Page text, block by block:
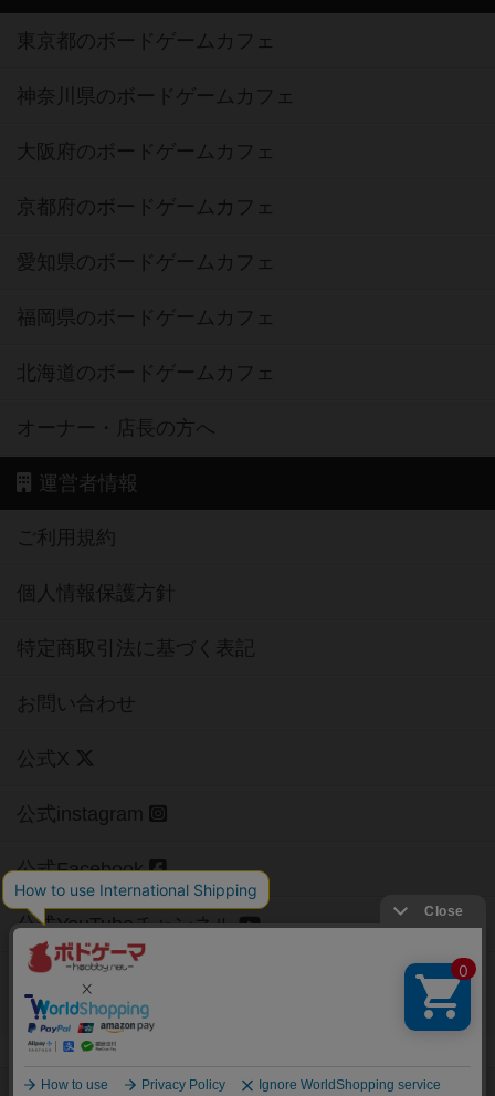
東京都のボードゲームカフェ
神奈川県のボードゲームカフェ
大阪府のボードゲームカフェ
京都府のボードゲームカフェ
愛知県のボードゲームカフェ
福岡県のボードゲームカフェ
北海道のボードゲームカフェ
オーナー・店長の方へ
運営者情報
ご利用規約
個人情報保護方針
特定商取引法に基づく表記
お問い合わせ
公式X
公式instagram
公式Facebook
公式YouTubeチャンネル